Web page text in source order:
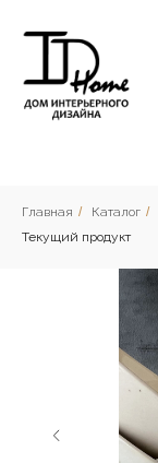
Главная / Каталог /
Текущий продукт